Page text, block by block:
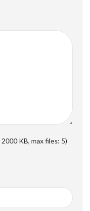
KB, max files: 5)